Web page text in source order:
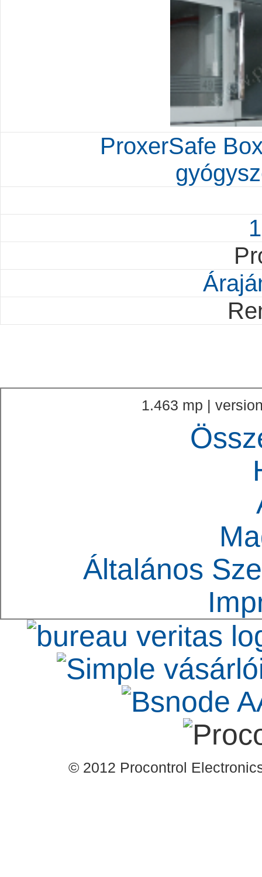
ProxerSafe
1.463 mp |
Általános
© 2012 Procontrol